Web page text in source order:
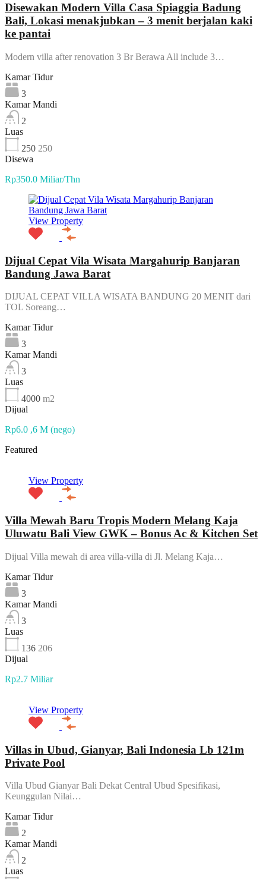
Disewakan Modern Villa Casa Spiaggia Badung
Bali, Lokasi menakjubkan – 3 menit berjalan kaki
ke pantai
Modern villa after renovation 3 Br Berawa All include 3…
Kamar Tidur
3
Kamar Mandi
2
Luas
250 250
Disewa
Rp350.0 Miliar/Thn
View Property
Dijual Cepat Vila Wisata Margahurip Banjaran
Bandung Jawa Barat
DIJUAL CEPAT VILLA WISATA BANDUNG 20 MENIT dari
TOL Soreang…
Kamar Tidur
3
Kamar Mandi
3
Luas
4000 m2
Dijual
Rp6.0 ,6 M (nego)
Featured
View Property
Villa Mewah Baru Tropis Modern Melang Kaja
Uluwatu Bali View GWK – Bonus Ac & Kitchen Set
Dijual Villa mewah di area villa-villa di Jl. Melang Kaja…
Kamar Tidur
3
Kamar Mandi
3
Luas
136 206
Dijual
Rp2.7 Miliar
View Property
Villas in Ubud, Gianyar, Bali Indonesia Lb 121m
Private Pool
Villa Ubud Gianyar Bali Dekat Central Ubud Spesifikasi,
Keunggulan Nilai…
Kamar Tidur
2
Kamar Mandi
2
Luas